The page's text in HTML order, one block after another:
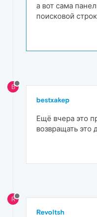
а вот сама
поисковой
B
bestxakep
Ещё вчера это
возвращать это
R
Revoltsh